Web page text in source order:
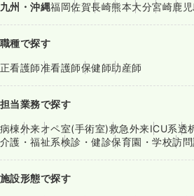
九州・沖縄福岡佐賀長崎熊本大分宮崎鹿
職種で探す
正看護師准看護師保健師助産師
担当業務で探す
病棟外来オペ室(手術室)救急外来ICU系透
介護・福祉系検診・健診保育園・学校訪
施設形態で探す